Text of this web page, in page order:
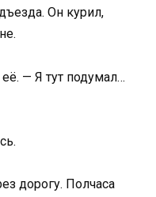
Он курил,
— Я тут подумал…
дорогу. Полчаса